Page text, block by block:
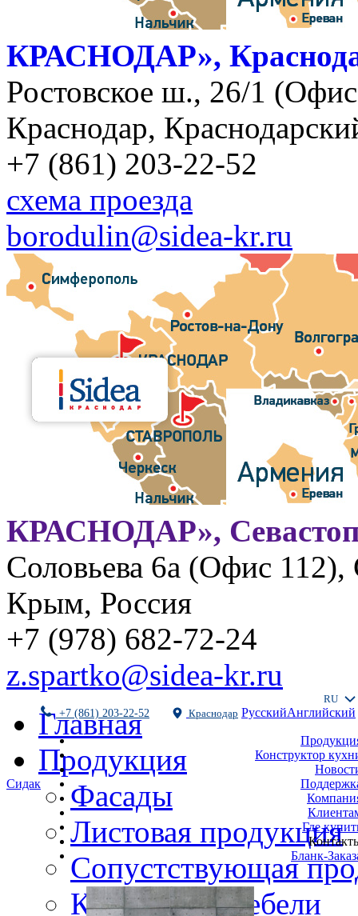
КРАСНОДАР»,
Ростовское ш., 26/1
Краснодар,
+7 (861) 203-22-52
схема проезда
borodulin@sidea-kr.ru
КРАСНОДАР»,
Соловьева 6а (Офис 112),
Крым, Россия
+7 (978) 682-72-24
z.spartko@sidea-kr.ru
Сидак
+7 (861) 203-22-52 Краснодар
RU
РусскийАнглийский
Конструктор
Где
Бланк-
Главная
Продукция
Фасады
Листовая продукция
Сопустствующая
Комплекты мебели